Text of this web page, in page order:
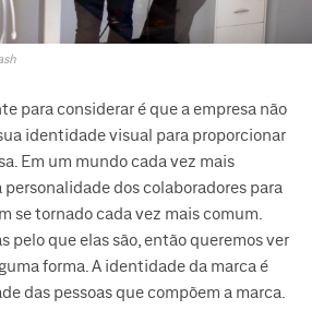
para considerar é que a empresa não
identidade visual para proporcionar
Em um mundo cada vez mais
dos colaboradores para
se tornado cada vez mais comum.
pelo que elas são, então queremos ver
forma. A identidade da marca é
das pessoas que compõem a marca.